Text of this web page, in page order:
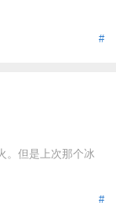
#
。但是上次那个冰
#